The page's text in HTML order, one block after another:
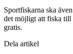
Sportfiskarna ska
det möjligt att fiska till
gratis.
Dela artikel